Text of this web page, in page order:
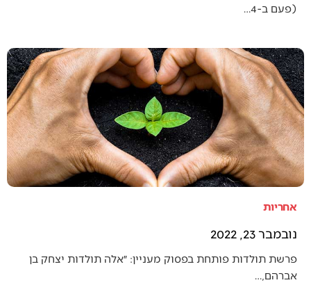
(פעם ב-4…
אחריות
נובמבר 23, 2022
פרשת תולדות פותחת בפסוק מעניין: ״אלה תולדות יצחק בן
אברהם,…